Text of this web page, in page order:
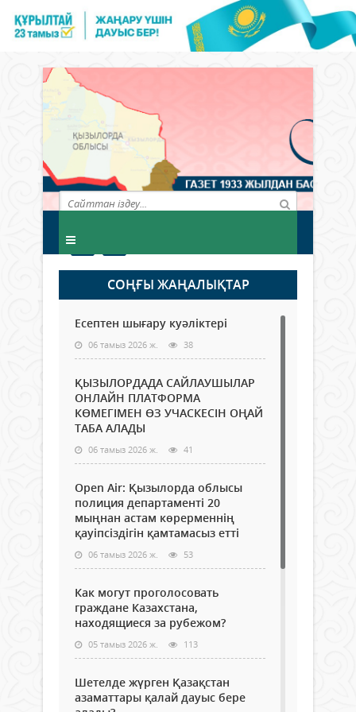
СОҢҒЫ ЖАҢАЛЫҚТАР
Есептен шығару куәліктері
06 тамыз 2026 ж. 38
ҚЫЗЫЛОРДАДА САЙЛАУШЫЛАР
ОНЛАЙН ПЛАТФОРМА
КӨМЕГІМЕН ӨЗ УЧАСКЕСІН ОҢАЙ
ТАБА АЛАДЫ
06 тамыз 2026 ж. 41
Open Air: Қызылорда облысы
полиция департаменті 20
мыңнан астам көрерменнің
қауіпсіздігін қамтамасыз етті
06 тамыз 2026 ж. 53
Как могут проголосовать
граждане Казахстана,
находящиеся за рубежом?
05 тамыз 2026 ж. 113
Шетелде жүрген Қазақстан
азаматтары қалай дауыс бере